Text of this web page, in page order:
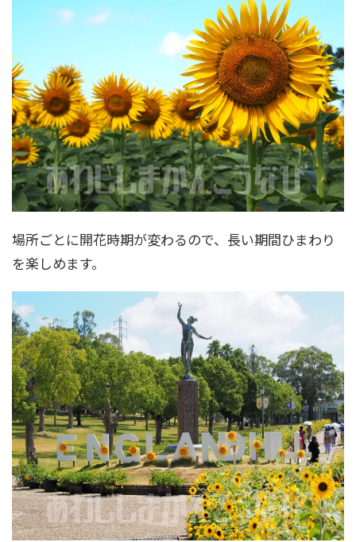
場所ごとに開花時期が変わるので、長い期間ひまわり
を楽しめます。